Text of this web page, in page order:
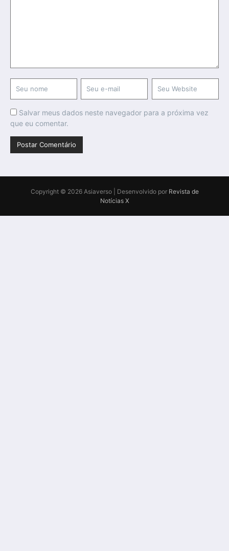
Salvar meus dados neste navegador para a próxima vez
que eu comentar.
Copyright © 2026 Asiaverso | Desenvolvido por Revista de
Notícias X